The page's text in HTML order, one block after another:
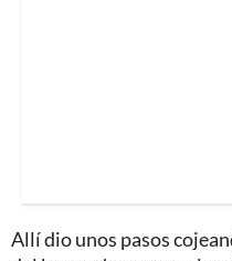
Allí dio unos pasos